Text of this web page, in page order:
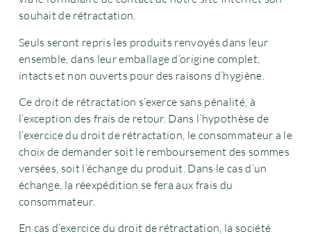
souhait de rétractation.
Seuls seront repris les produits renvoyés dans leur
ensemble, dans leur emballage d’origine complet,
intacts et non ouverts pour des raisons d’hygiène.
Ce droit de rétractation s’exerce sans pénalité, à
l’exception des frais de retour. Dans l’hypothèse de
l’exercice du droit de rétractation, le consommateur a le
choix de demander soit le remboursement des sommes
versées, soit l’échange du produit. Dans le cas d’un
échange, la réexpédition se fera aux frais du
consommateur.
En cas d’exercice du droit de rétractation, la société